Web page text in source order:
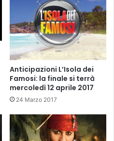
Anticipazioni L’Isola dei
Famosi: la finale si terrà
mercoledì 12 aprile 2017
24 Marzo 2017